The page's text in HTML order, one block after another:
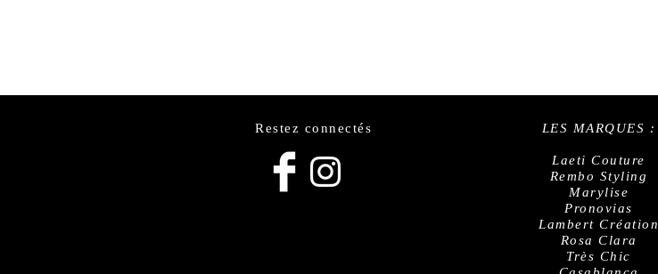
Restez connectés LES MARQUES :
Laeti Couture
Rembo Styling
Marylise
Pronovias
Lambert Création
Rosa Clara
Très Chic